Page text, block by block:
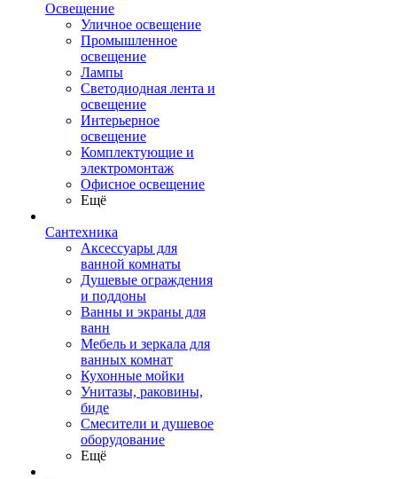
Освещение
Уличное освещение
Промышленное
освещение
Лампы
Светодиодная лента и
освещение
Интерьерное
освещение
Комплектующие и
электромонтаж
Офисное освещение
Ещё
Сантехника
Аксессуары для
ванной комнаты
Душевые ограждения
и поддоны
Ванны и экраны для
ванн
Мебель и зеркала для
ванных комнат
Кухонные мойки
Унитазы, раковины,
биде
Смесители и душевое
оборудование
Ещё